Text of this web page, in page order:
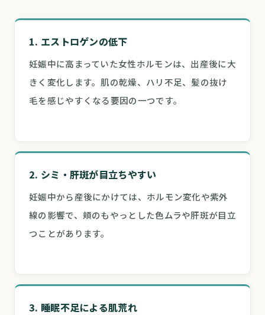
1. エストロゲンの低下
妊娠中に高まっていた女性ホルモンは、出産後に大
きく変化します。肌の乾燥、ハリ不足、髪の抜け
毛を感じやすくなる要因の一つです。
2. シミ・肝斑が目立ちやすい
妊娠中から産後にかけては、ホルモン変化や紫外
線の影響で、頬のもやっとした色ムラや肝斑が目立
つことがあります。
3. 睡眠不足による肌荒れ